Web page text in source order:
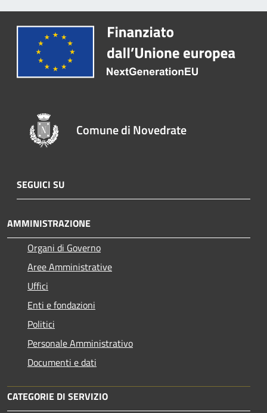
Comune di Novedrate
SEGUICI SU
AMMINISTRAZIONE
Organi di Governo
Aree Amministrative
Uffici
Enti e fondazioni
Politici
Personale Amministrativo
Documenti e dati
CATEGORIE DI SERVIZIO